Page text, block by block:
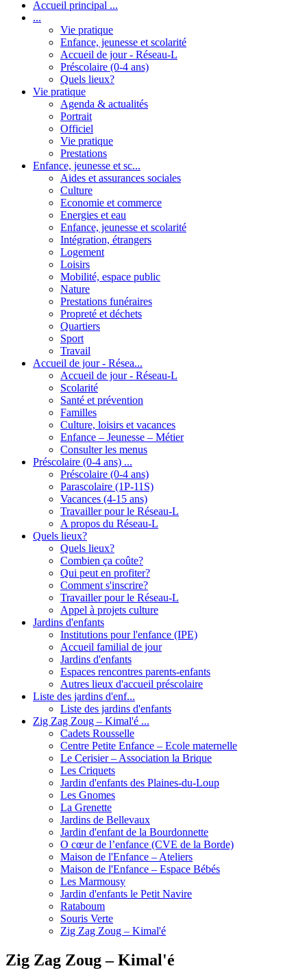
Accueil principal ...
...
Vie pratique
Enfance, jeunesse et scolarité
Accueil de jour - Réseau-L
Préscolaire (0-4 ans)
Quels lieux?
Vie pratique
Agenda & actualités
Portrait
Officiel
Vie pratique
Prestations
Enfance, jeunesse et sc...
Aides et assurances sociales
Culture
Economie et commerce
Energies et eau
Enfance, jeunesse et scolarité
Intégration, étrangers
Logement
Loisirs
Mobilité, espace public
Nature
Prestations funéraires
Propreté et déchets
Quartiers
Sport
Travail
Accueil de jour - Résea...
Accueil de jour - Réseau-L
Scolarité
Santé et prévention
Familles
Culture, loisirs et vacances
Enfance – Jeunesse – Métier
Consulter les menus
Préscolaire (0-4 ans) ...
Préscolaire (0-4 ans)
Parascolaire (1P-11S)
Vacances (4-15 ans)
Travailler pour le Réseau-L
A propos du Réseau-L
Quels lieux?
Quels lieux?
Combien ça coûte?
Qui peut en profiter?
Comment s'inscrire?
Travailler pour le Réseau-L
Appel à projets culture
Jardins d'enfants
Institutions pour l'enfance (IPE)
Accueil familial de jour
Jardins d'enfants
Espaces rencontres parents-enfants
Autres lieux d'accueil préscolaire
Liste des jardins d'enf...
Liste des jardins d'enfants
Zig Zag Zoug – Kimal'é ...
Cadets Rousselle
Centre Petite Enfance – Ecole maternelle
Le Cerisier – Association la Brique
Les Criquets
Jardin d'enfants des Plaines-du-Loup
Les Gnomes
La Grenette
Jardins de Bellevaux
Jardin d'enfant de la Bourdonnette
O cœur de l’enfance (CVE de la Borde)
Maison de l'Enfance – Ateliers
Maison de l'Enfance – Espace Bébés
Les Marmousy
Jardin d'enfants le Petit Navire
Rataboum
Souris Verte
Zig Zag Zoug – Kimal'é
Zig Zag Zoug – Kimal'é